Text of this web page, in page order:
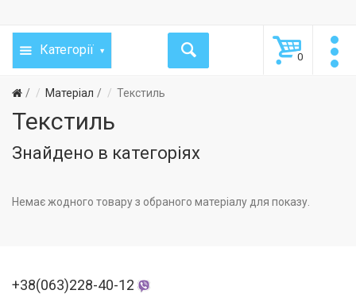
Категорії 0
Матеріал Текстиль
Текстиль
Знайдено в категоріях
Немає жодного товару з обраного матеріалу для показу.
+38(063)228-40-12